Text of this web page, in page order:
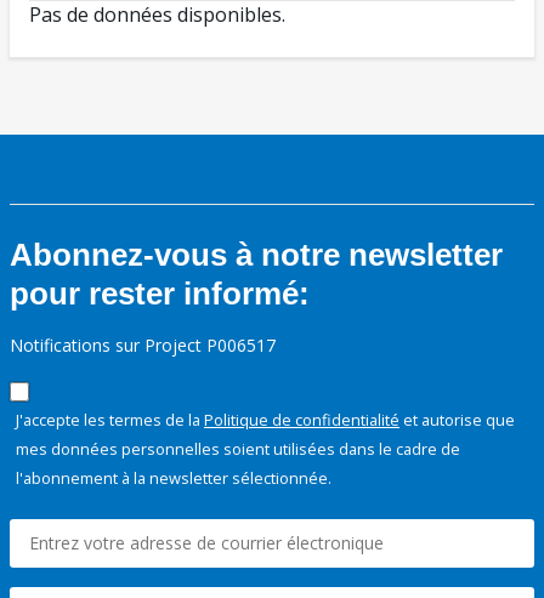
Pas de données disponibles.
Abonnez-vous à notre newsletter
pour rester informé:
Notifications sur Project P006517
J'accepte les termes de la Politique de confidentialité et autorise que
mes données personnelles soient utilisées dans le cadre de
l'abonnement à la newsletter sélectionnée.